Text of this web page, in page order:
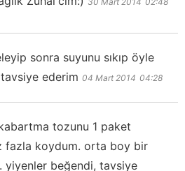
sonra suyunu sıkıp öyle
ederim 04 Mart 2014 04:28
tozunu 1 paket
fazla koydum. orta boy bir
beğendi, tavsiye